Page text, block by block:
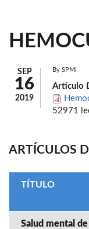
SEP
16
2019
By SPMI
Artículo
52971
ARTÍCULOS
TÍTULO
Salud mental